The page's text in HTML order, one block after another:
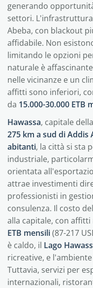
generando
settori.
Abeba, con blackout
affidabile. Non
limitando le opzioni
naturale è
nelle vicinanze e un
affitti sono inferiori,
da 15.000-30.000 ETB
Hawassa, capitale
275 km a sud di Addis
abitanti, la città si sta
industriale,
orientata
attrae investimenti
professionisti in
consulenza. Il costo
alla capitale, con affitti
ETB mensili(87-217
è caldo, il Lago
ricreative, e
Tuttavia, servizi per
internazionali,